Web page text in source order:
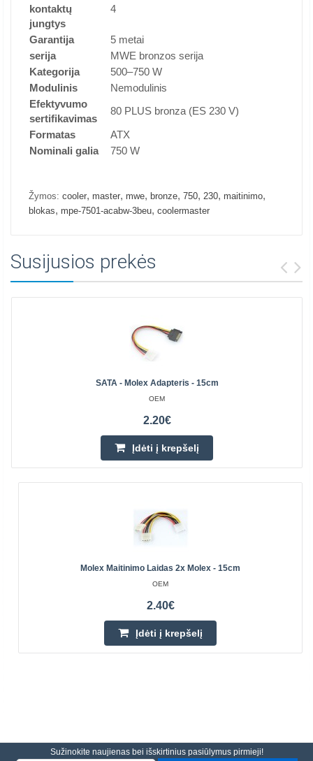
kontaktų
jungtys
4
Garantija
5 metai
serija
MWE bronzos serija
Kategorija
500–750 W
Modulinis
Nemodulinis
Efektyvumo
sertifikavimas
80 PLUS bronza (ES 230 V)
Formatas
ATX
Nominali galia
750 W
Žymos: cooler, master, mwe, bronze, 750, 230, maitinimo,
blokas, mpe-7501-acabw-3beu, coolermaster
Susijusios prekės
SATA - Molex Adapteris - 15cm
OEM
2.20€
Įdėti į krepšelį
Molex Maitinimo Laidas 2x Molex - 15cm
OEM
2.40€
Įdėti į krepšelį
Sužinokite naujienas bei išskirtinius pasiūlymus pirmieji!